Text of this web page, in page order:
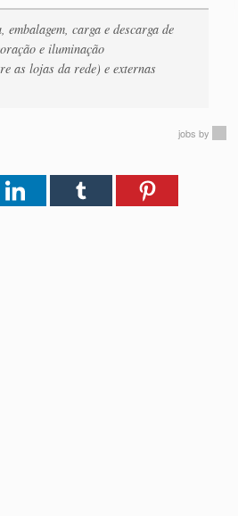
embalagem, carga e descarga de
e iluminação
as lojas da rede) e externas
jobs by